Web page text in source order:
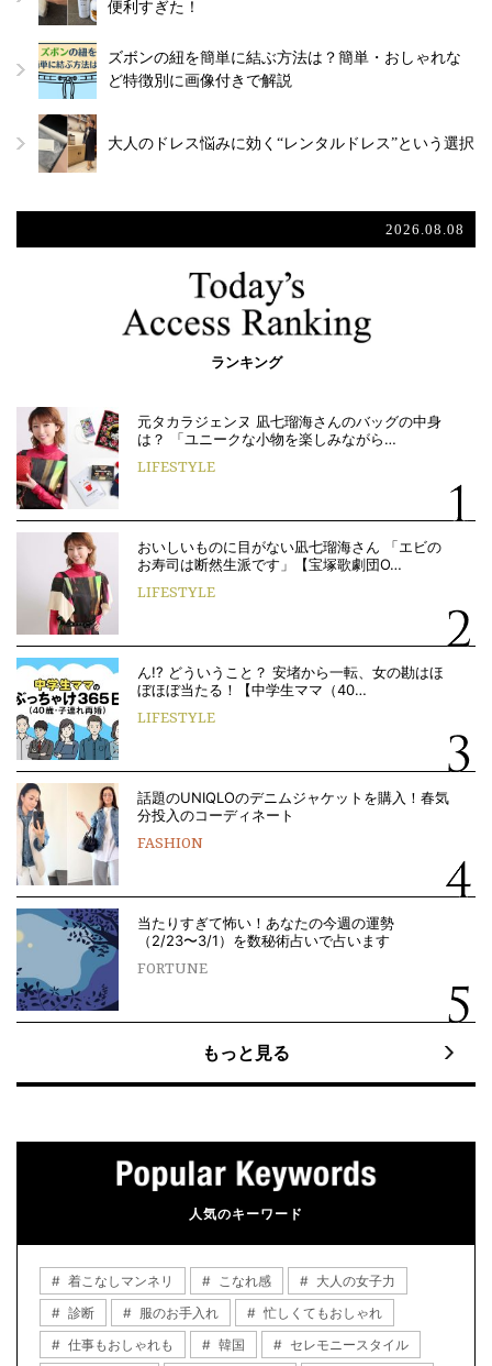
便利すぎた！
ズボンの紐を簡単に結ぶ方法は？簡単・おしゃれな
ど特徴別に画像付きで解説
大人のドレス悩みに効く“レンタルドレス”という選択
2026.08.08
ランキング
元タカラジェンヌ 凪七瑠海さんのバッグの中身
は？ 「ユニークな小物を楽しみながら…
LIFESTYLE
おいしいものに目がない凪七瑠海さん 「エビの
お寿司は断然生派です」【宝塚歌劇団O…
LIFESTYLE
ん!? どういうこと？ 安堵から一転、女の勘はほ
ぼほぼ当たる！【中学生ママ（40…
LIFESTYLE
話題のUNIQLOのデニムジャケットを購入！春気
分投入のコーディネート
FASHION
当たりすぎて怖い！あなたの今週の運勢
（2/23〜3/1）を数秘術占いで占います
FORTUNE
もっと見る
人気のキーワード
着こなしマンネリ こなれ感
大人の女子力
診断
服のお手入れ
忙しくてもおしゃれ
仕事もおしゃれも
韓国
セレモニースタイル